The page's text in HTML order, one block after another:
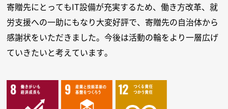
寄贈先にとってもIT設備が充実するため、働き方改革、就
労支援への一助にもなり大変好評で、寄贈先の自治体から
感謝状をいただきました。今後は活動の輪をより一層広げ
ていきたいと考えています。